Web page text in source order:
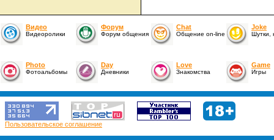
Видео
Видеоролики
Форум
Форум общения
Chat
Общение on-line
Joke
Шутки,
Photo
Фотоальбомы
Day
Дневники
Love
Знакомства
Game
Игры
Пользовательское соглашение